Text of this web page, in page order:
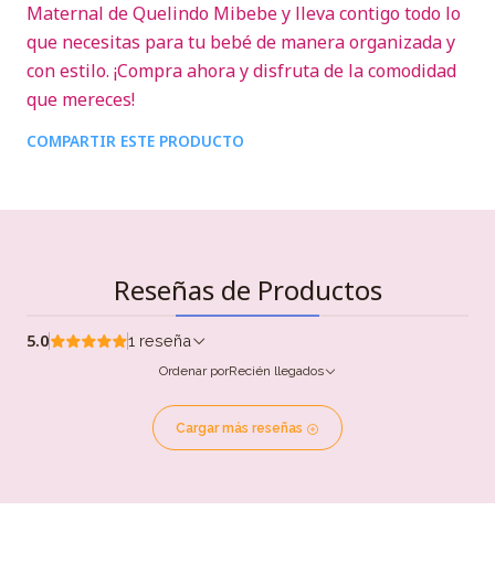
Maternal de Quelindo Mibebe y lleva contigo todo lo
que necesitas para tu bebé de manera organizada y
con estilo. ¡Compra ahora y disfruta de la comodidad
que mereces!
COMPARTIR ESTE PRODUCTO
Reseñas de Productos
5.0 1 reseña
Ordenar porRecién llegados
Cargar más reseñas